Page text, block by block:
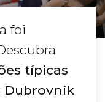
foi
típicas
Dubrovnik